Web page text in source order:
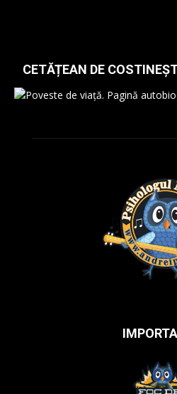
CETĂȚEAN DE